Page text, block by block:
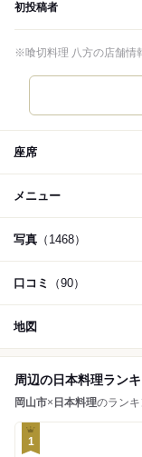
初投稿者
※喰切料理 八方の店舗情
座席
メニュー
写真 （1468）
口コミ （90）
地図
周辺の日本料理ラン
岡山市× 日本料理のランキ
1